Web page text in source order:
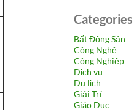
Categories
Bất Động Sản
Công Nghệ
Công Nghiệp
Dịch vụ
Du lịch
Giải Trí
Giáo Dục